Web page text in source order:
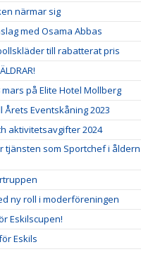
närmar sig
med Osama Abbas
till rabatterat pris
på Elite Hotel Mollberg
Eventskåning 2023
aktivitetsavgifter 2024
tjänsten som Sportchef i åldern
ny roll i moderföreningen
Eskilscupen!
Eskils